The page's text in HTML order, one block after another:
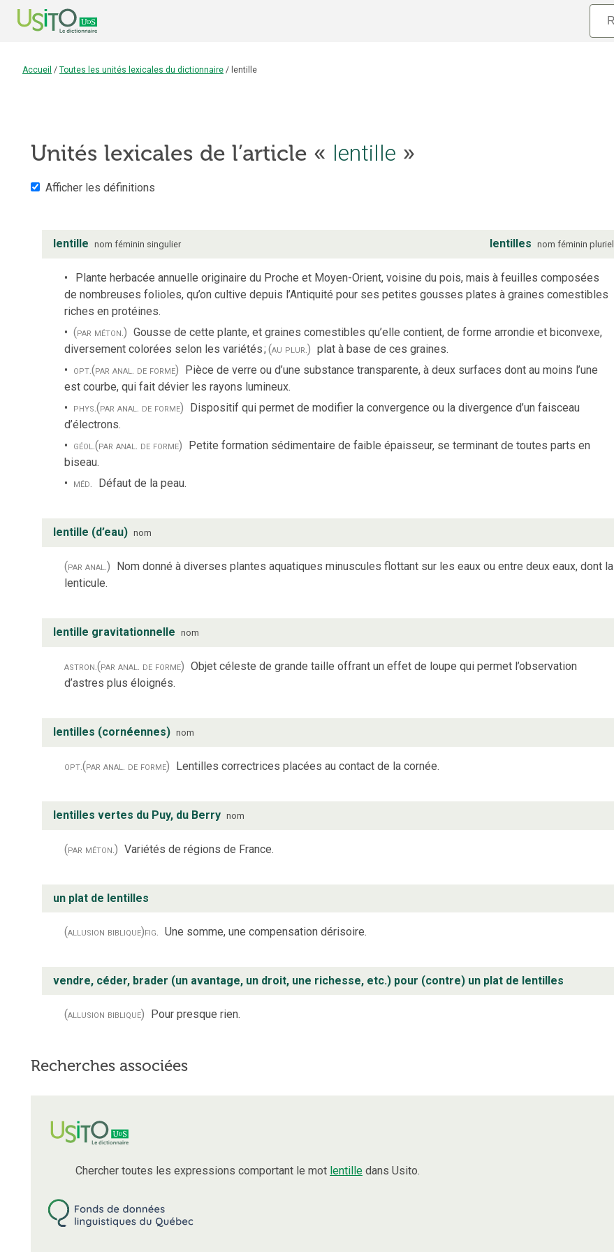
Accueil / Toutes les unités lexicales du dictionnaire / lentille
Unités lexicales de l’article « lentille »
Afficher les définitions
lentille nom féminin singulier lentilles nom féminin pluriel
Plante herbacée annuelle originaire du Proche et Moyen-Orient, voisine du pois, mais à feuilles composées
de nombreuses folioles, qu’on cultive depuis l’Antiquité pour ses petites gousses plates à graines comestibles
riches en protéines.
(par méton.) Gousse de cette plante, et graines comestibles qu’elle contient, de forme arrondie et biconvexe,
diversement colorées selon les variétés;(au plur.) plat à base de ces graines.
opt.(par anal. de forme) Pièce de verre ou d’une substance transparente, à deux surfaces dont au moins l’une
est courbe, qui fait dévier les rayons lumineux.
phys.(par anal. de forme) Dispositif qui permet de modifier la convergence ou la divergence d’un faisceau
d’électrons.
géol.(par anal. de forme) Petite formation sédimentaire de faible épaisseur, se terminant de toutes parts en
biseau.
méd. Défaut de la peau.
lentille (d’eau) nom
(par anal.) Nom donné à diverses plantes aquatiques minuscules flottant sur les eaux ou entre deux eaux, dont la
lenticule.
lentille gravitationnelle nom
astron.(par anal. de forme) Objet céleste de grande taille offrant un effet de loupe qui permet l’observation
d’astres plus éloignés.
lentilles (cornéennes) nom
opt.(par anal. de forme) Lentilles correctrices placées au contact de la cornée.
lentilles vertes du Puy, du Berry nom
(par méton.) Variétés de régions de France.
un plat de lentilles
(allusion biblique)fig. Une somme, une compensation dérisoire.
vendre, céder, brader (un avantage, un droit, une richesse, etc.) pour (contre) un plat de lentilles
(allusion biblique) Pour presque rien.
Recherches associées
Chercher toutes les expressions comportant le mot lentille dans Usito.